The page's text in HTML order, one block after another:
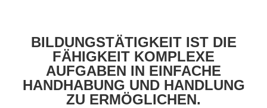
BILDUNGSTÄTIGKEIT IST DIE
FÄHIGKEIT KOMPLEXE
AUFGABEN IN EINFACHE
HANDHABUNG UND HANDLUNG
ZU ERMÖGLICHEN.